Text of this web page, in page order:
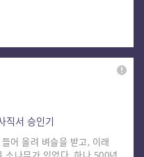
를 냉랭하게 대하거나 무뚝
어떤 사람인가 묻자, 정연은
”이라는 평과 함께 혹독하게
걸까? 래아가 이루빈과 얽
을 차갑게 대하는 그에게
로 물리적으로 몸 여기저기
비스러움이 계속 궁금함을
이 있는 작품이다. 특정한 목
까이하면 이상하게 몸에 상
직서 승인기
어 올려 벼슬을 받고, 이래